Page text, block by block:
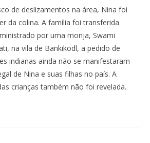
de deslizamentos na área, Nina foi
da colina. A família foi transferida
por uma monja, Swami
na vila de Bankikodl, a pedido de
indianas ainda não se manifestaram
de Nina e suas filhas no país. A
crianças também não foi revelada.